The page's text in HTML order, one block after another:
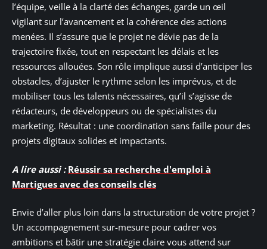
l’équipe, veille à la clarté des échanges, garde un œil
vigilant sur l’avancement et la cohérence des actions
menées. Il s’assure que le projet ne dévie pas de la
trajectoire fixée, tout en respectant les délais et les
ressources allouées. Son rôle implique aussi d’anticiper les
obstacles, d’ajuster le rythme selon les imprévus, et de
mobiliser tous les talents nécessaires, qu’il s’agisse de
rédacteurs, de développeurs ou de spécialistes du
marketing. Résultat : une coordination sans faille pour des
projets digitaux solides et impactants.
A lire aussi : Réussir sa recherche d'emploi à
Martigues avec des conseils clés
Envie d’aller plus loin dans la structuration de votre projet ?
Un accompagnement sur-mesure pour cadrer vos
ambitions et bâtir une stratégie claire vous attend sur